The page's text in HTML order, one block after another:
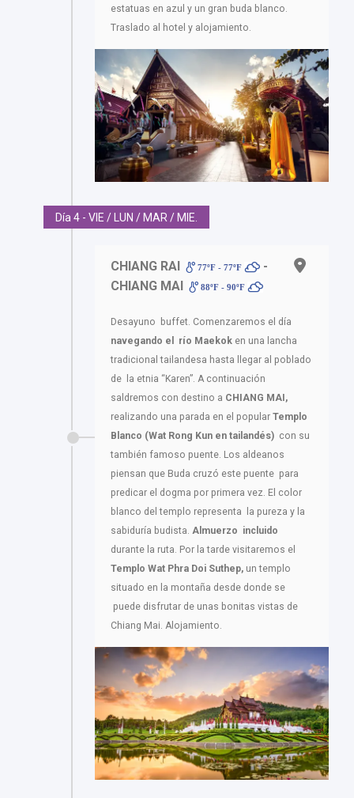
estatuas en azul y un gran buda blanco.
Traslado al hotel y alojamiento.
Día 4 - VIE / LUN / MAR / MIE.
CHIANG RAI 77ºF - 77ºF
-
CHIANG MAI
88ºF - 90ºF
Desayuno buffet. Comenzaremos el día
navegando el río Maekok en una lancha
tradicional tailandesa hasta llegar al poblado
de la etnia “Karen”. A continuación
saldremos con destino a CHIANG MAI,
realizando una parada en el popular Templo
Blanco (Wat Rong Kun en tailandés) con su
también famoso puente. Los aldeanos
piensan que Buda cruzó este puente para
predicar el dogma por primera vez. El color
blanco del templo representa la pureza y la
sabiduría budista. Almuerzo incluido
durante la ruta. Por la tarde visitaremos el
Templo Wat Phra Doi Suthep, un templo
situado en la montaña desde donde se
puede disfrutar de unas bonitas vistas de
Chiang Mai. Alojamiento.